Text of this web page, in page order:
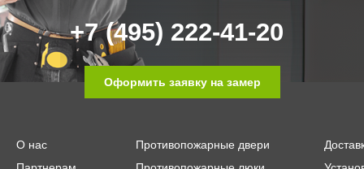
+7 (495) 222-41-20
Оформить заявку на замер
О нас
Противопожарные двери